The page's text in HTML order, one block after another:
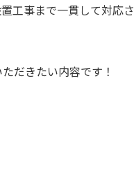
工事まで一貫して対応さ
だきたい内容です！